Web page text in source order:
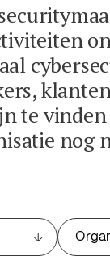
te vinden
nog